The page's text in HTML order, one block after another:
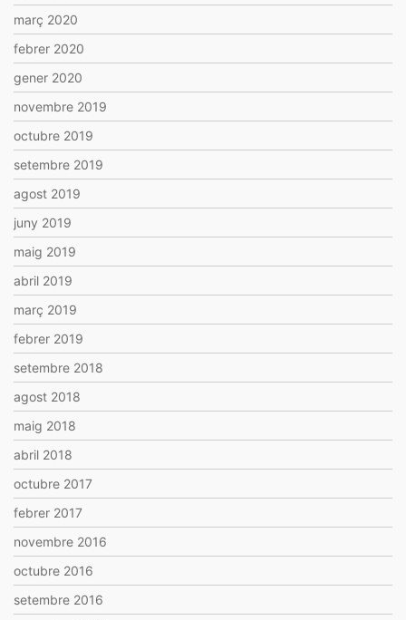
març 2020
febrer 2020
gener 2020
novembre 2019
octubre 2019
setembre 2019
agost 2019
juny 2019
maig 2019
abril 2019
març 2019
febrer 2019
setembre 2018
agost 2018
maig 2018
abril 2018
octubre 2017
febrer 2017
novembre 2016
octubre 2016
setembre 2016